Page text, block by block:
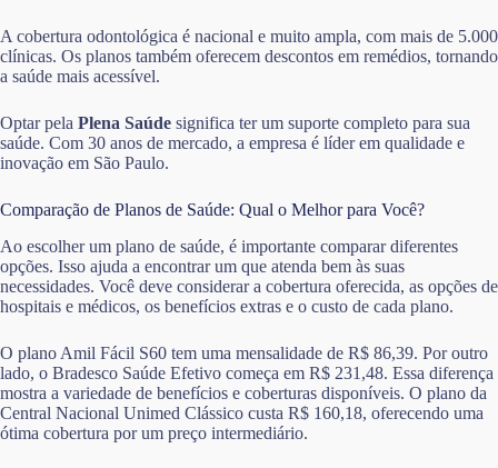
A cobertura odontológica é nacional e muito ampla, com mais de 5.000
clínicas. Os planos também oferecem descontos em remédios, tornando
a saúde mais acessível.
Optar pela Plena Saúde significa ter um suporte completo para sua
saúde. Com 30 anos de mercado, a empresa é líder em qualidade e
inovação em São Paulo.
Comparação de Planos de Saúde: Qual o Melhor para Você?
Ao escolher um plano de saúde, é importante comparar diferentes
opções. Isso ajuda a encontrar um que atenda bem às suas
necessidades. Você deve considerar a cobertura oferecida, as opções de
hospitais e médicos, os benefícios extras e o custo de cada plano.
O plano Amil Fácil S60 tem uma mensalidade de R$ 86,39. Por outro
lado, o Bradesco Saúde Efetivo começa em R$ 231,48. Essa diferença
mostra a variedade de benefícios e coberturas disponíveis. O plano da
Central Nacional Unimed Clássico custa R$ 160,18, oferecendo uma
ótima cobertura por um preço intermediário.